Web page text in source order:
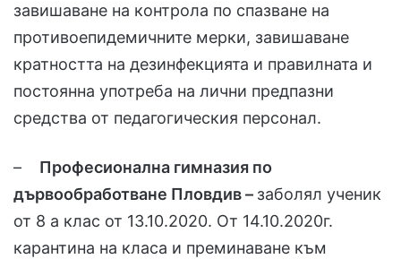
завишаване на контрола по спазване на
противоепидемичните мерки, завишаване
кратността на дезинфекцията и правилната и
постоянна употреба на лични предпазни
средства от педагогическия персонал.
– Професионална гимназия по
дървообработване Пловдив – заболял ученик
от 8 а клас от 13.10.2020. От 14.10.2020г.
карантина на класа и преминаване към